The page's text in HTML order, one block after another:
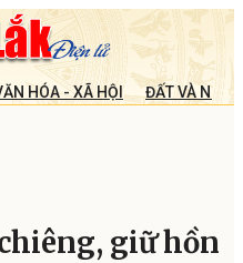
HÓA - XÃ HỘI ĐẤT VÀ
giữ hồn